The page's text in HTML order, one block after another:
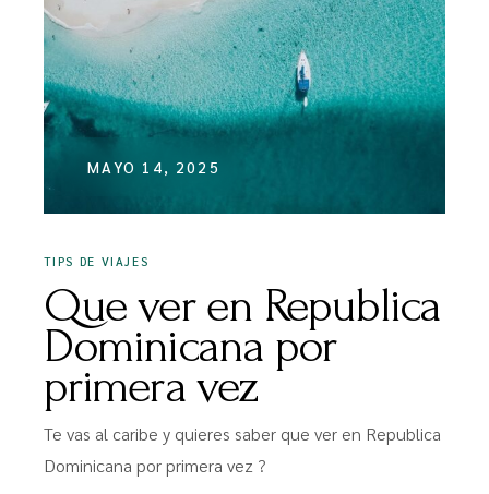
MAYO 14, 2025
TIPS DE VIAJES
Que ver en Republica
Dominicana por
primera vez
Te vas al caribe y quieres saber que ver en Republica
Dominicana por primera vez ?